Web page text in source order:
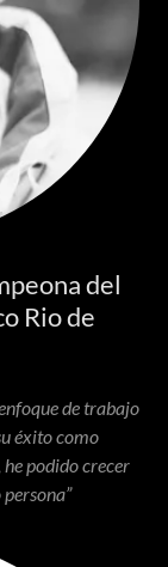
del
Rio de
de trabajo
éxito como
podido crecer